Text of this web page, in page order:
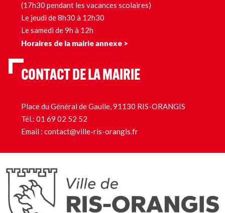
(17h30 pendant les vacances scolaires)
Le jeudi de 8h30 à 12h30
Le samedi de 9h à 12h
Horaires de la mairie annexe >
CONTACT DE LA MAIRIE
Place du Général de Gaulle, 91130 RIS-ORANGIS
Tél.: 01 69 02 52 52
Email : contact@ville-ris-orangis.fr